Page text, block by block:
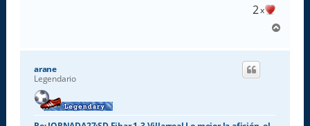
2x
r
arane
Legendario